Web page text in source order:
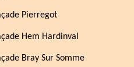
Pierregot
Hem Hardinval
Bray Sur Somme